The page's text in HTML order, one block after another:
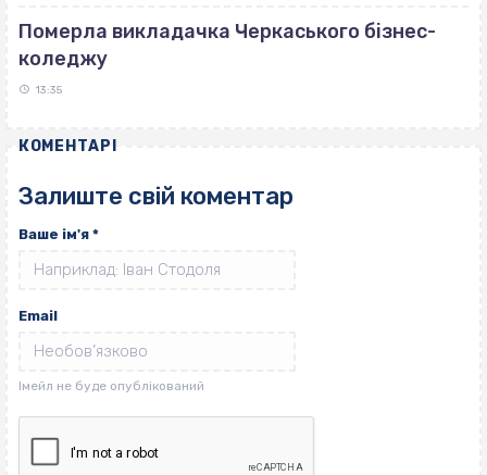
Померла викладачка Черкаського бізнес-
коледжу
13:35
КОМЕНТАРІ
Залиште свій коментар
Ваше ім'я *
Email